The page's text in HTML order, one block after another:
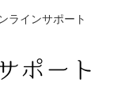
ラインサポート